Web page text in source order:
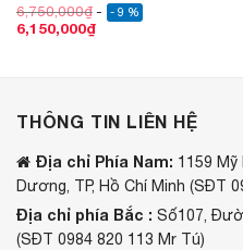
6,750,000₫ - 9 %
6,150,000₫
THÔNG TIN LIÊN HỆ
Địa chỉ Phía Nam: 1159
Dương, TP, Hồ Chí Minh (SĐT
Địa chỉ phía Bắc : Số107,
(SĐT 0984 820 113 Mr Tú)